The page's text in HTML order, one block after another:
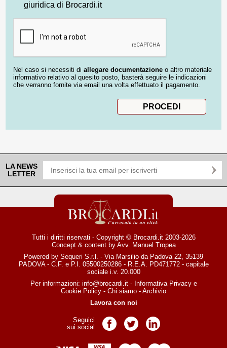
giuridica di Brocardi.it
Nel caso si necessiti di allegare documentazione o altro materiale
informativo relativo al quesito posto, basterà seguire le indicazioni
che verranno fornite via email una volta effettuato il pagamento.
LA NEWS
LETTER
Tutti i diritti riservati - Copyright © Brocardi.it 2003-2026
Concept & content by Avv. Manuel Tropea
Powered by Sequeri S.r.l. - Via Marsilio da Padova 22, 35139
PADOVA - C.F. e P.I. 05500250286 - R.E.A. PD471772 - capitale
sociale i.v. 20.000
Per informazioni: info@brocardi.it- Informativa Privacye
Cookie Policy - Chi siamo - Archivio
Lavora con noi
Seguici
sui social
Pagina Facebook
Pagina TwitterPagina LinkedIn